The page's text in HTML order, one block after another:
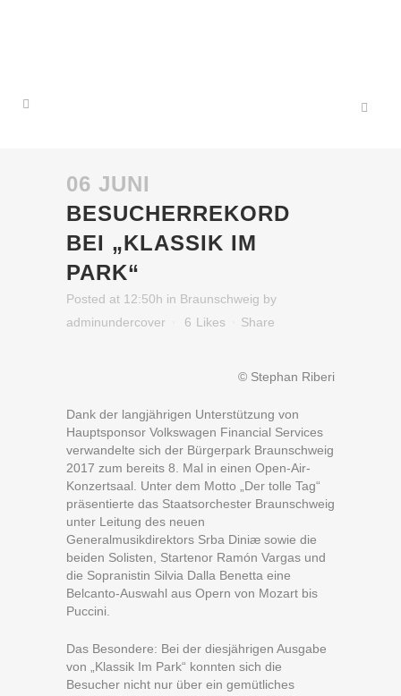
06 JUNI
BESUCHERREKORD
BEI „KLASSIK IM
PARK“
Posted at 12:50h in Braunschweig by
adminundercover
6 Likes Share
© Stephan Riberi
Dank der langjährigen Unterstützung von
Hauptsponsor Volkswagen Financial Services
verwandelte sich der Bürgerpark Braunschweig
2017 zum bereits 8. Mal in einen Open-Air-
Konzertsaal. Unter dem Motto „Der tolle Tag“
präsentierte das Staatsorchester Braunschweig
unter Leitung des neuen
Generalmusikdirektors Srba Diniæ sowie die
beiden Solisten, Startenor Ramón Vargas und
die Sopranistin Silvia Dalla Benetta eine
Belcanto-Auswahl aus Opern von Mozart bis
Puccini.
Das Besondere: Bei der diesjährigen Ausgabe
von „Klassik Im Park“ konnten sich die
Besucher nicht nur über ein gemütliches